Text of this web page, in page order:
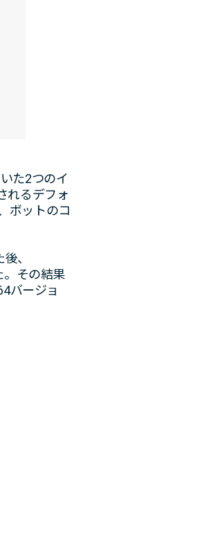
た2つのイ
れるデフォ
ボットのコ
、
。その結果
バージョ